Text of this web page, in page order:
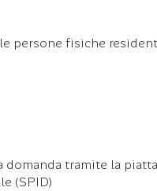
persone fisiche
domanda tramite la
(SPID)